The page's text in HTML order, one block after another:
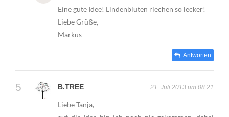
Eine gute Idee! Lindenblüten riechen so lecker!
Liebe Grüße,
Markus
Antworten
B.TREE 21. Juli 2013 um 08:21
Liebe Tanja,